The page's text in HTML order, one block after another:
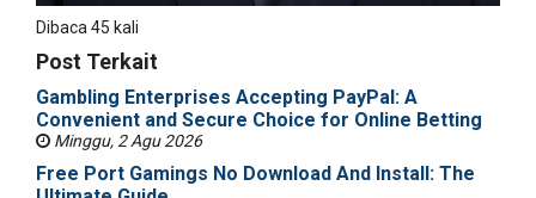
Dibaca 45 kali
Post Terkait
Gambling Enterprises Accepting PayPal: A
Convenient and Secure Choice for Online Betting
Minggu, 2 Agu 2026
Free Port Gamings No Download And Install: The